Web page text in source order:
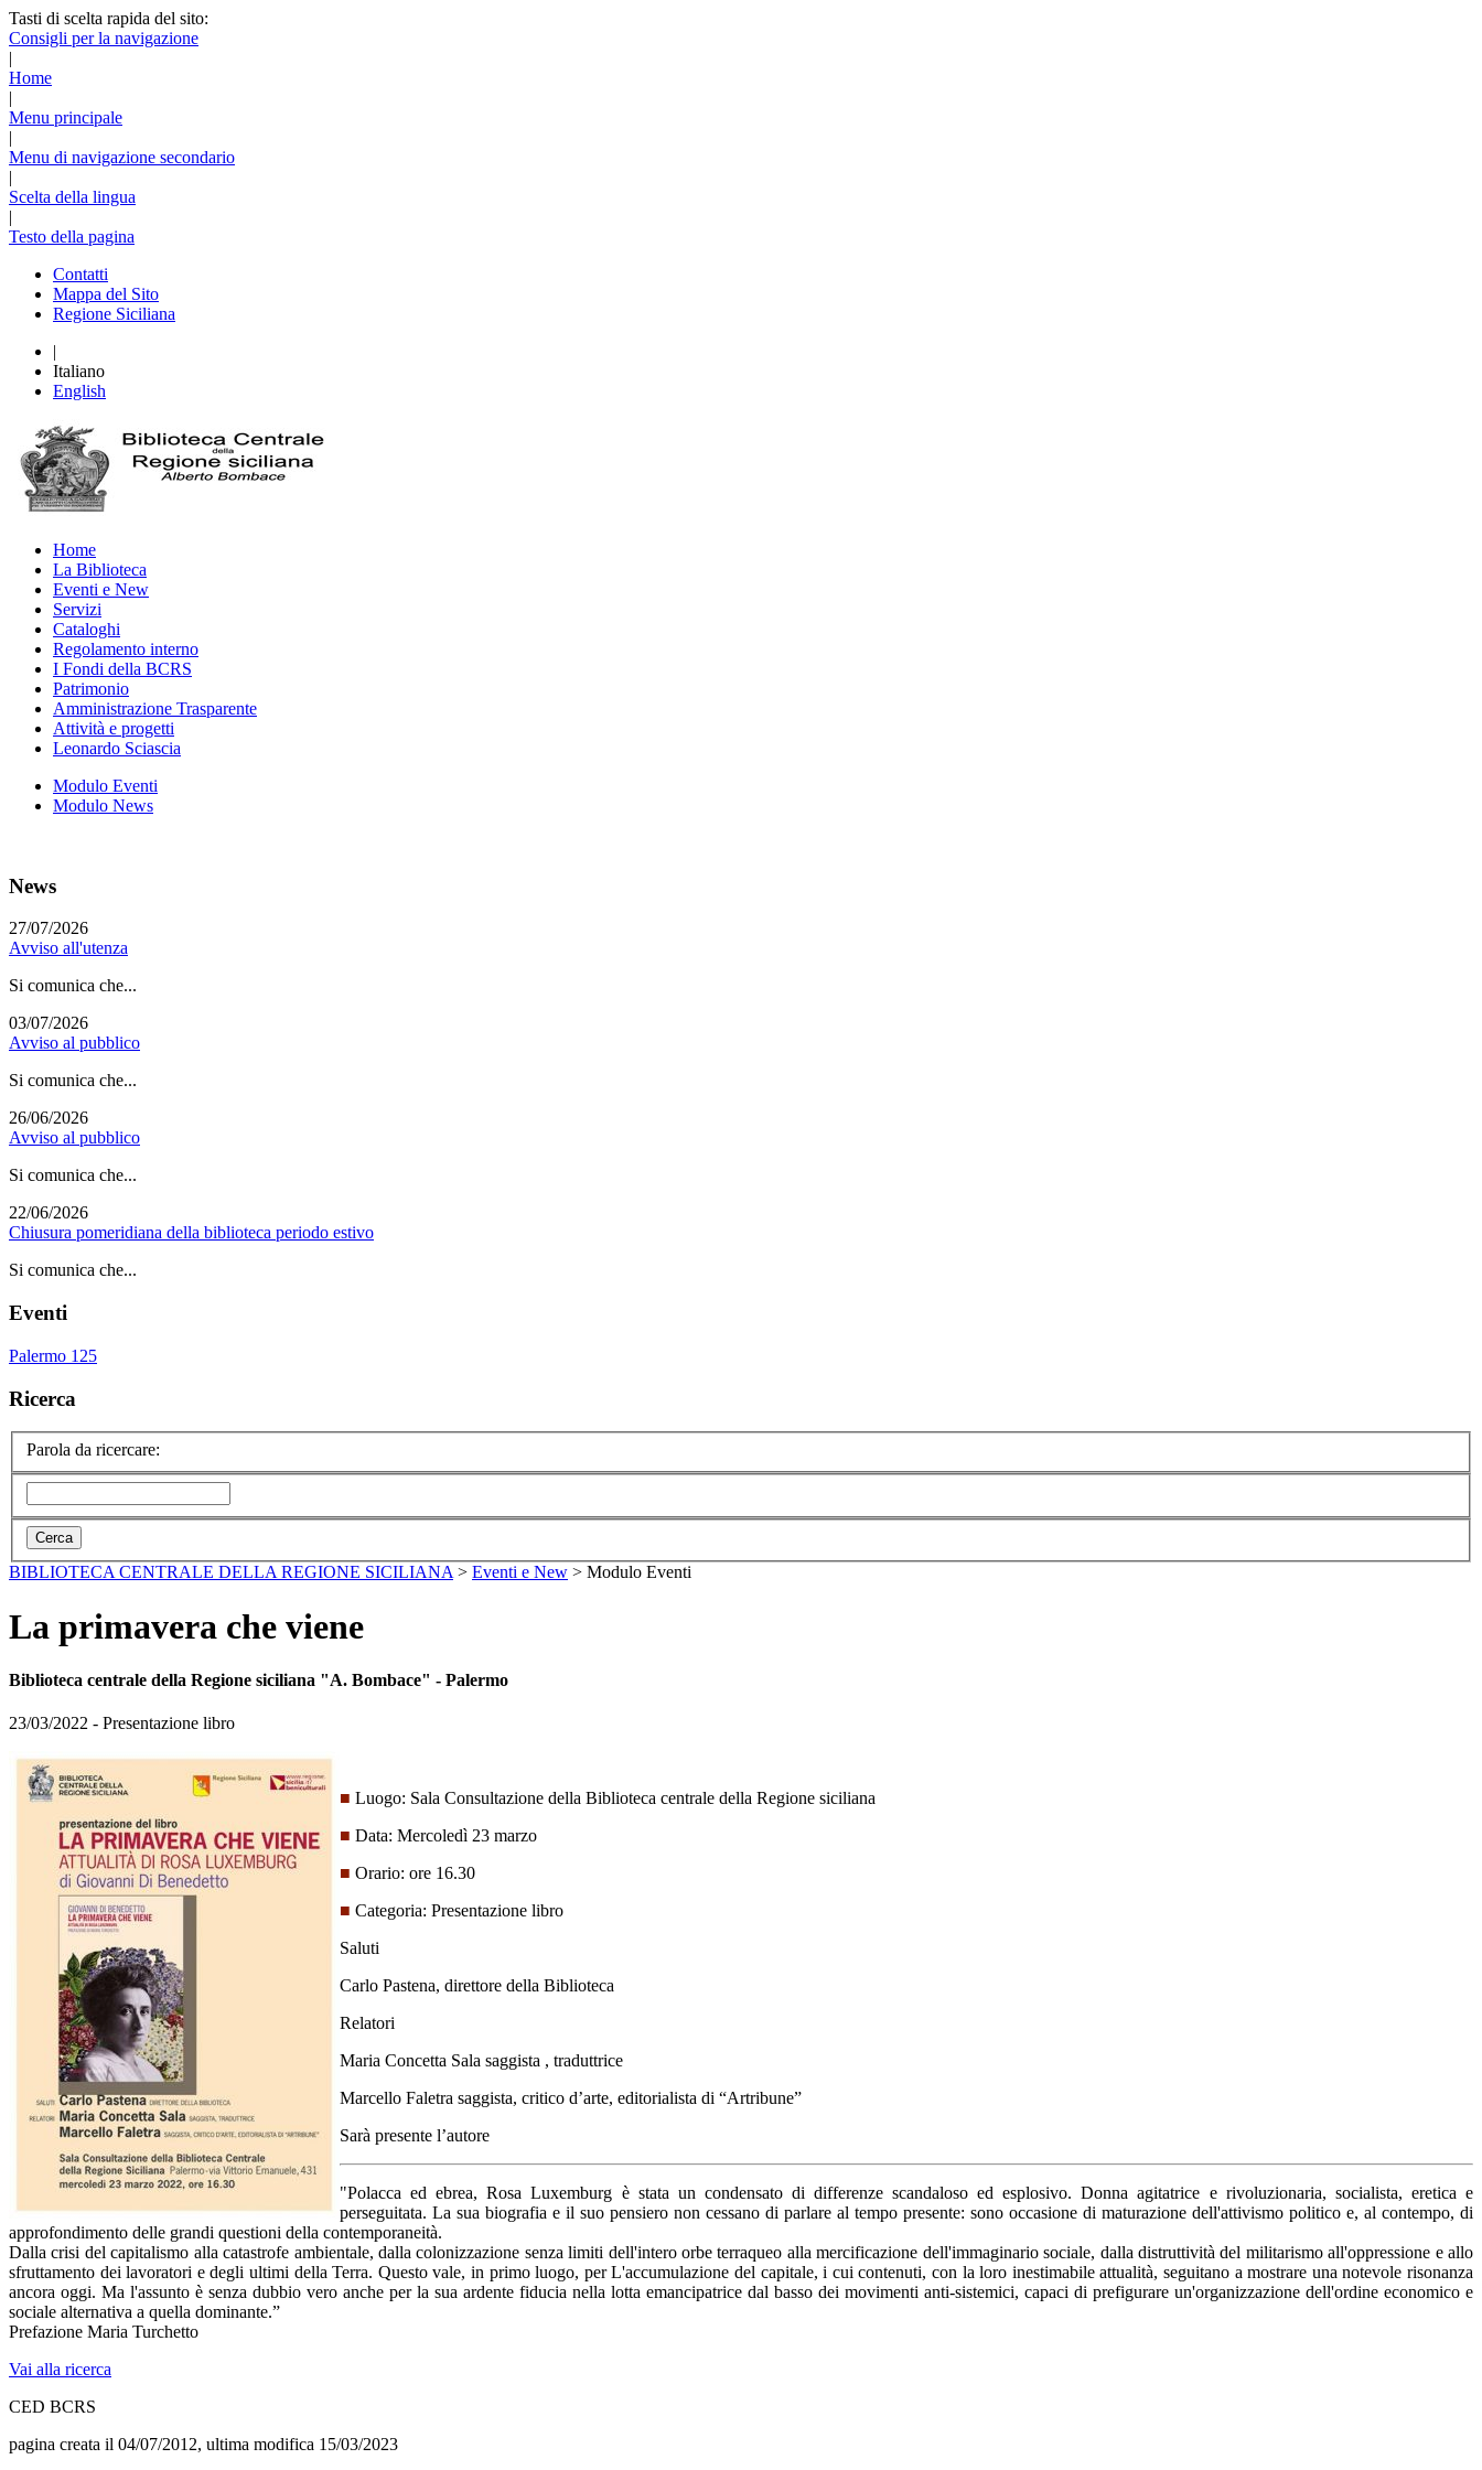
Tasti di scelta rapida del sito:
Consigli per la navigazione
|
Home
|
Menu principale
|
Menu di navigazione secondario
|
Scelta della lingua
|
Testo della pagina
Contatti
Mappa del Sito
Regione Siciliana
|
Italiano
English
Home
La Biblioteca
Eventi e New
Servizi
Cataloghi
Regolamento interno
I Fondi della BCRS
Patrimonio
Amministrazione Trasparente
Attività e progetti
Leonardo Sciascia
Modulo Eventi
Modulo News
News
27/07/2026
Avviso all'utenza
Si comunica che...
03/07/2026
Avviso al pubblico
Si comunica che...
26/06/2026
Avviso al pubblico
Si comunica che...
22/06/2026
Chiusura pomeridiana della biblioteca periodo estivo
Si comunica che...
Eventi
Palermo 125
Ricerca
Parola da ricercare:
BIBLIOTECA CENTRALE DELLA REGIONE SICILIANA > Eventi e New > Modulo Eventi
La primavera che viene
Biblioteca centrale della Regione siciliana "A. Bombace" - Palermo
23/03/2022 - Presentazione libro
■ Luogo: Sala Consultazione della Biblioteca centrale della Regione siciliana
■ Data: Mercoledì 23 marzo
■ Orario: ore 16.30
■ Categoria: Presentazione libro
Saluti
Carlo Pastena, direttore della Biblioteca
Relatori
Maria Concetta Sala saggista , traduttrice
Marcello Faletra saggista, critico d’arte, editorialista di “Artribune”
Sarà presente l’autore
"Polacca ed ebrea, Rosa Luxemburg è stata un condensato di differenze scandaloso ed esplosivo. Donna agitatrice e rivoluzionaria, socialista, eretica e
perseguitata. La sua biografia e il suo pensiero non cessano di parlare al tempo presente: sono occasione di maturazione dell'attivismo politico e, al contempo, di
approfondimento delle grandi questioni della contemporaneità.
Dalla crisi del capitalismo alla catastrofe ambientale, dalla colonizzazione senza limiti dell'intero orbe terraqueo alla mercificazione dell'immaginario sociale, dalla distruttività del militarismo all'oppressione e allo
sfruttamento dei lavoratori e degli ultimi della Terra. Questo vale, in primo luogo, per L'accumulazione del capitale, i cui contenuti, con la loro inestimabile attualità, seguitano a mostrare una notevole risonanza
ancora oggi. Ma l'assunto è senza dubbio vero anche per la sua ardente fiducia nella lotta emancipatrice dal basso dei movimenti anti-sistemici, capaci di prefigurare un'organizzazione dell'ordine economico e
sociale alternativa a quella dominante.”
Prefazione Maria Turchetto
Vai alla ricerca
CED BCRS
pagina creata il 04/07/2012, ultima modifica 15/03/2023